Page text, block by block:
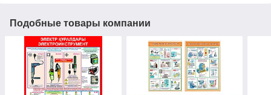
Подобные товары компании